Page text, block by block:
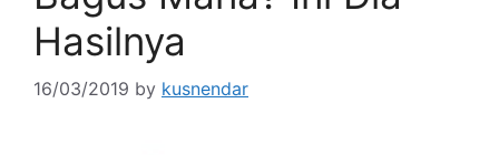
Hasilnya
16/03/2019 by kusnendar